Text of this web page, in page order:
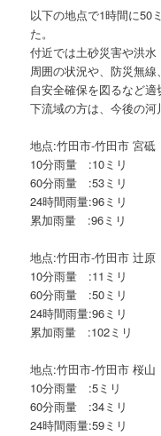
以下の地点で1時間に50
た。
付近では土砂災害や洪水
周囲の状況や、防災無
自安全確保を図るなど適
下流域の方は、今後の河
地点:竹田市-竹田市 宮砥
10分雨量 :10ミリ
60分雨量 :53ミリ
24時間雨量:96ミリ
累加雨量 :96ミリ
地点:竹田市-竹田市 辻原
10分雨量 :11ミリ
60分雨量 :50ミリ
24時間雨量:96ミリ
累加雨量 :102ミリ
地点:竹田市-竹田市 桜山
10分雨量 :5ミリ
60分雨量 :34ミリ
24時間雨量:59ミリ